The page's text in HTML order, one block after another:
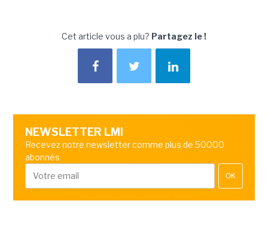
Cet article vous a plu? Partagez le !
NEWSLETTER LMI
Recevez notre newsletter comme plus de 50000
abonnés
OK